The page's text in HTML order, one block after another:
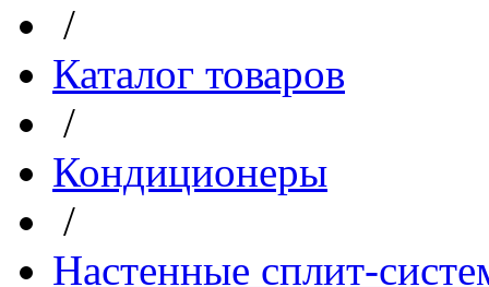
/
Каталог товаров
/
Кондиционеры
/
Настенные сплит-